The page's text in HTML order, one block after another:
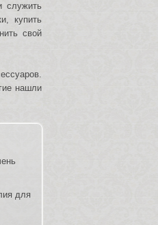
служить
купить
свой
нашли
для